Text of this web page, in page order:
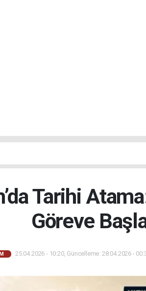
Tarihi
Göreve
25.04.2026 - 10:20, Güncelleme: 28.04.2026 -